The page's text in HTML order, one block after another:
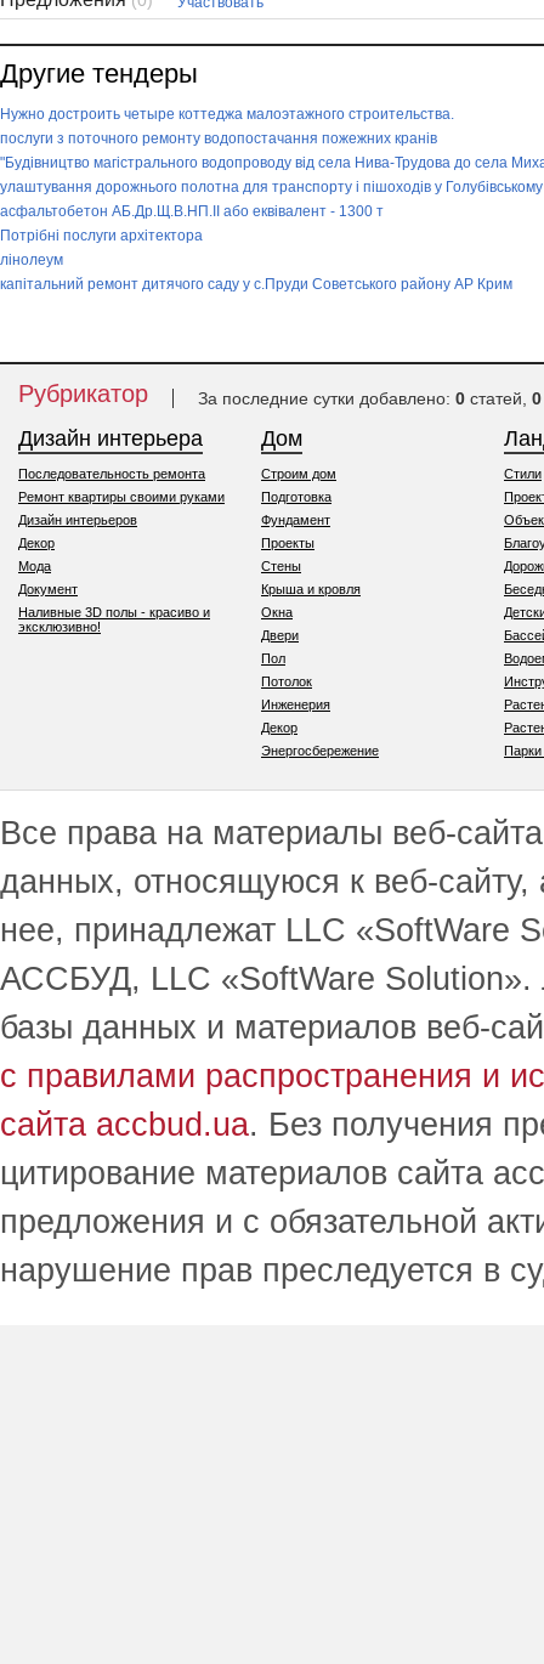
Другие тендеры
Нужно достроить четыре коттеджа малоэтажного строительства.
послуги з поточного ремонту водопостачання пожежних кранів
"Будівництво магістрального водопроводу від села Нива-Трудова до села
улаштування дорожнього полотна для транспорту і пішоходів у
асфальтобетон АБ.Др.Щ.В.НП.ІI або еквівалент - 1300 т
Потрібні послуги архітектора
лінолеум
капітальний ремонт дитячого саду у с.Пруди Советського району АР Крим
Рубрикатор За последние сутки добавлено: 0 статей, 0
Дизайн интерьера
Последовательность ремонта
Ремонт квартиры своими руками
Дизайн интерьеров
Декор
Мода
Документ
Наливные 3D полы - красиво и
эксклюзивно!
Дом
Строим дом
Подготовка
Фундамент
Проекты
Стены
Крыша и кровля
Окна
Двери
Пол
Потолок
Инженерия
Декор
Энергосбережение
Стили
Все права на материалы веб-
данных, относящуюся к веб-
нее, принадлежат LLC
АССБУД, LLC «SoftWare Solution».
базы данных и материалов веб-
с правилами распространения и
сайта accbud.ua. Без получения
цитирование материалов сайта
предложения и с обязательной
нарушение прав преследуется в